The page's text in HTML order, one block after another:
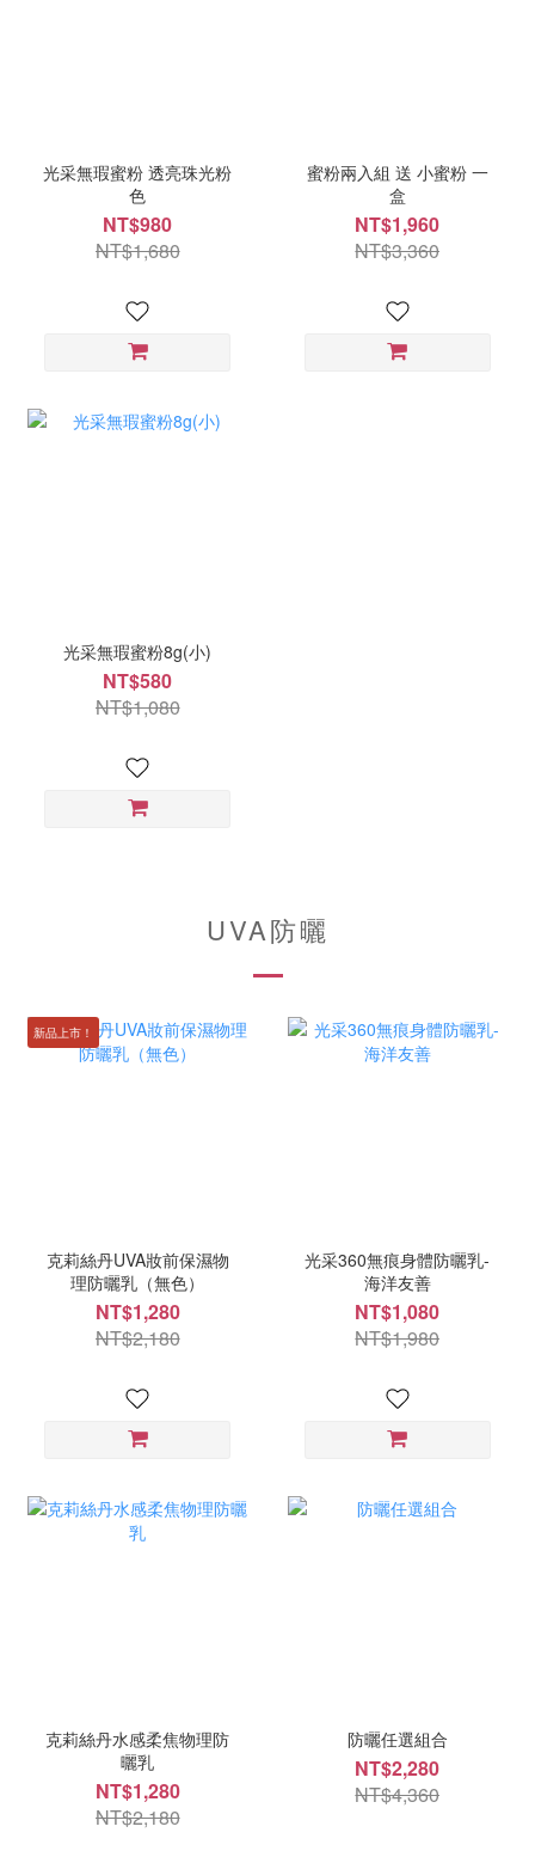
光采無瑕蜜粉 透亮珠光粉
色
NT$980
NT$1,680
蜜粉兩入組 送 小蜜粉 一
盒
NT$1,960
NT$3,360
光采無瑕蜜粉8g(小)
NT$580
NT$1,080
UVA防曬
新品上市！
克莉絲丹UVA妝前保濕物
理防曬乳（無色）
NT$1,280
NT$2,180
光采360無痕身體防曬乳-
海洋友善
NT$1,080
NT$1,980
克莉絲丹水感柔焦物理防
曬乳
NT$1,280
NT$2,180
防曬任選組合
NT$2,280
NT$4,360